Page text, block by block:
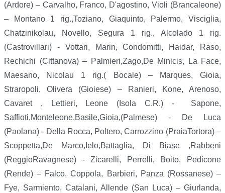
(Ardore) – Carvalho, Franco, D'agostino, Violi (Brancaleone)
– Montano 1 rig.,Toziano, Giaquinto, Palermo, Visciglia,
Chatzinikolau, Novello, Segura 1 rig., Alcolado 1 rig.
(Castrovillari) - Vottari, Marin, Condomitti, Haidar, Raso,
Rechichi (Cittanova) – Palmieri,Zago,De Minicis, La Face,
Maesano, Nicolau 1 rig.( Bocale) – Marques, Gioia,
Straropoli, Olivera (Gioiese) – Ranieri, Kone, Arenoso,
Cavaret , Lettieri, Leone (Isola C.R.) -
Sapone,
Saffioti,Monteleone,Basile,Gioia,(Palmese) - De Luca
(Paolana) - Della Rocca, Poltero, Carrozzino (PraiaTortora) –
Scoppetta,De Marco,Ielo,Battaglia, Di Biase ,Rabbeni
(ReggioRavagnese) - Zicarelli, Perrelli, Boito, Pedicone
(Rende) – Falco, Coppola, Barbieri, Panza (Rossanese) –
Fye, Sarmiento, Catalani, Allende (San Luca) – Giurlanda,